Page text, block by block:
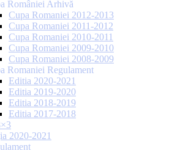
României Arhivă
Cupa Romaniei 2012-2013
Cupa Romaniei 2011-2012
Cupa Romaniei 2010-2011
Cupa Romaniei 2009-2010
Cupa Romaniei 2008-2009
Romaniei Regulament
Editia 2020-2021
Editia 2019-2020
Editia 2018-2019
Editia 2017-2018
2020-2021